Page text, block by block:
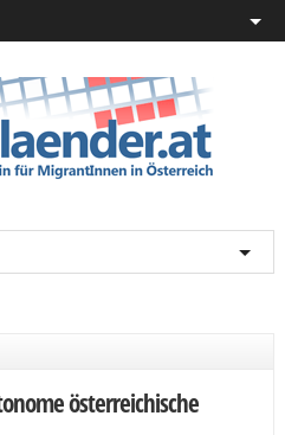
österreichische